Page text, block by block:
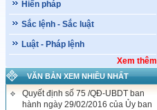
Hiến pháp
Sắc lệnh - Sắc luật
Luật - Pháp lệnh
Xem thêm
VĂN BẢN XEM NHIỀU NHẤT
Quyết định số 75 /QĐ-UBDT ban
hành ngày 29/02/2016 của Ủy ban